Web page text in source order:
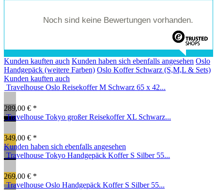
Noch sind keine Bewertungen vorhanden.
Kunden kauften auch Kunden haben sich ebenfalls angesehen Oslo
Handgepäck (weitere Farben) Oslo Koffer Schwarz (S,M,L & Sets)
Kunden kauften auch
Travelhouse Oslo Reisekoffer M Schwarz 65 x 42...
289,00 € *
Travelhouse Tokyo großer Reisekoffer XL Schwarz...
349,00 € *
Kunden haben sich ebenfalls angesehen
Travelhouse Tokyo Handgepäck Koffer S Silber 55...
269,00 € *
Travelhouse Oslo Handgepäck Koffer S Silber 55...